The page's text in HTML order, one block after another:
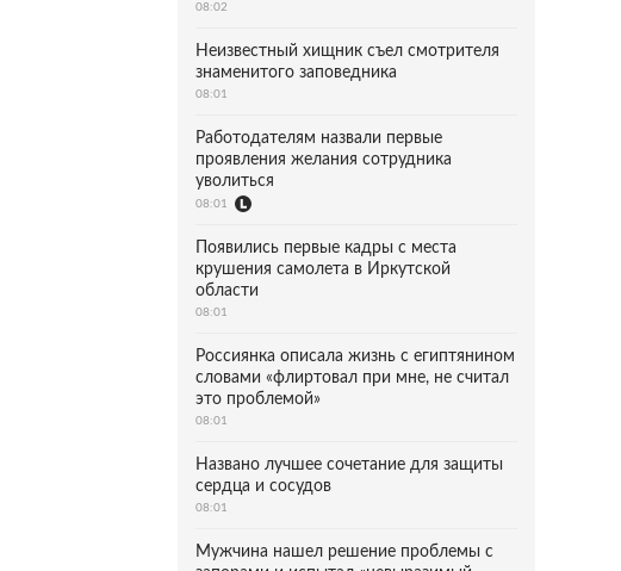
08:02
Неизвестный хищник съел смотрителя
знаменитого заповедника
08:01
Работодателям назвали первые
проявления желания сотрудника
уволиться
08:01
Появились первые кадры с места
крушения самолета в Иркутской
области
08:01
Россиянка описала жизнь с египтянином
словами «флиртовал при мне, не считал
это проблемой»
08:01
Названо лучшее сочетание для защиты
сердца и сосудов
08:01
Мужчина нашел решение проблемы с